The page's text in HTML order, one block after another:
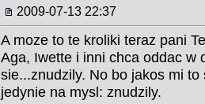
2009-07-13 22:37
A moze to te kroliki teraz pani
Aga, Iwette i inni chca oddac w
sie...znudzily. No bo jakos mi to
jedynie na mysl: znudzily.